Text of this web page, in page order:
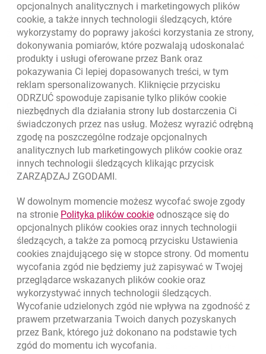
Złóż wniosek przez internet
Skontaktuj się ze Specjalistą
O banku
Kursy wymiany walut
Kursy wymiany walut. Data aktualizacji: 7.08.2026, 12:53:25
WALUTA KUPNO SPRZEDAŻ
EUR 4.1346 4.4568
USD 3.8493
CHF 4.4312 4.7764
GBP 4.822 5.1978
7.08.2026, 12:53:25
Odpowiedzialny biznes
Regulacje zewnętrzne
Ochrona danychotwiera się w nowej karcie
Ustawieniacookies
opcjonalnych analitycznych i marketingowych plików
cookie, a także innych technologii śledzących, które
wykorzystamy do poprawy jakości korzystania ze strony,
dokonywania pomiarów, które pozwalają udoskonalać
produkty i usługi oferowane przez Bank oraz
pokazywania Ci lepiej dopasowanych treści, w tym
reklam spersonalizowanych. Kliknięcie przycisku
ODRZUĆ spowoduje zapisanie tylko plików cookie
niezbędnych dla działania strony lub dostarczenia Ci
świadczonych przez nas usług. Możesz wyrazić odrębną
zgodę na poszczególne rodzaje opcjonalnych
analitycznych lub marketingowych plików cookie oraz
innych technologii śledzących klikając przycisk
ZARZĄDZAJ ZGODAMI.
W dowolnym momencie możesz wycofać swoje zgody
na stronie Polityka plików cookielink otwiera się w nowym
odnoszące się do
opcjonalnych plików cookies oraz innych technologii
śledzących, a także za pomocą przycisku Ustawienia
cookies znajdującego się w stopce strony. Od momentu
wycofania zgód nie będziemy już zapisywać w Twojej
przeglądarce wskazanych plików cookie oraz
wykorzystywać innych technologii śledzących.
Wycofanie udzielonych zgód nie wpływa na zgodność z
prawem przetwarzania Twoich danych pozyskanych
przez Bank, którego już dokonano na podstawie tych
zgód do momentu ich wycofania.